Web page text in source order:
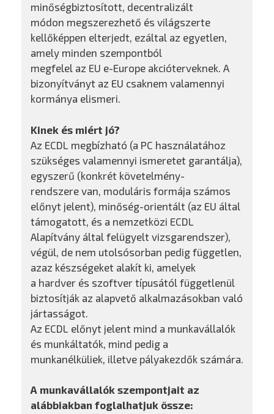
minőségbiztosított, decentralizált
módon megszerezhető és világszerte
kellőképpen elterjedt, ezáltal az egyetlen,
amely minden szempontból
megfelel az EU e-Europe akcióterveknek. A
bizonyítványt az EU csaknem valamennyi
kormánya elismeri.
Kinek és miért jó?
Az ECDL megbízható (a PC használatához
szükséges valamennyi ismeretet garantálja),
egyszerű (konkrét követelmény-
rendszere van, moduláris formája számos
előnyt jelent), minőség-orientált (az EU által
támogatott, és a nemzetközi ECDL
Alapítvány által felügyelt vizsgarendszer),
végül, de nem utolsósorban pedig független,
azaz készségeket alakít ki, amelyek
a hardver és szoftver típusától függetlenül
biztosítják az alapvető alkalmazásokban való
jártasságot.
Az ECDL előnyt jelent mind a munkavállalók
és munkáltatók, mind pedig a
munkanélküliek, illetve pályakezdők számára.
A munkavállalók szempontjait az
alábbiakban foglalhatjuk össze: